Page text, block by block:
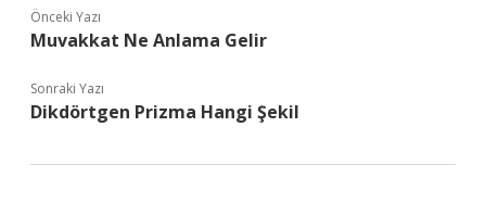
Önceki Yazı
Muvakkat Ne Anlama Gelir
Sonraki Yazı
Dikdörtgen Prizma Hangi Şekil